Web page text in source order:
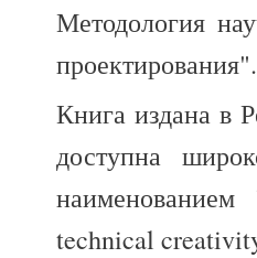
Методология
проектирования".
Книга издана в
доступна
technical